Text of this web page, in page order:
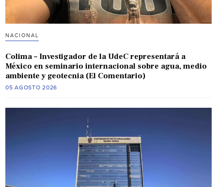
NACIONAL
Colima – Investigador de la UdeC representará a
México en seminario internacional sobre agua, medio
ambiente y geotecnia (El Comentario)
05 AGOSTO 2026